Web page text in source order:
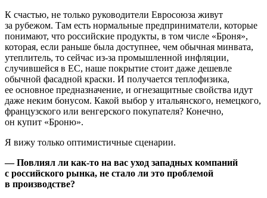
К счастью, не только руководители Евросоюза живут
за рубежом. Там есть нормальные предприниматели, которые
понимают, что российские продукты, в том числе «Броня»,
которая, если раньше была доступнее, чем обычная минвата,
утеплитель, то сейчас из-за промышленной инфляции,
случившейся в ЕС, наше покрытие стоит даже дешевле
обычной фасадной краски. И получается теплофизика,
ее основное предназначение, и огнезащитные свойства идут
даже неким бонусом. Какой выбор у итальянского, немецкого,
французского или венгерского покупателя? Конечно,
он купит «Броню».
Я вижу только оптимистичные сценарии.
— Повлиял ли как-то на вас уход западных компаний
с российского рынка, не стало ли это проблемой
в производстве?